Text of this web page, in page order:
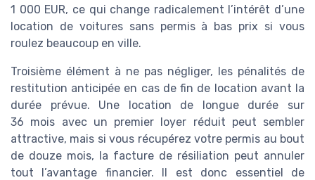
1 000 EUR, ce qui change radicalement l’intérêt d’une
location de voitures sans permis à bas prix si vous
roulez beaucoup en ville.
Troisième élément à ne pas négliger, les pénalités de
restitution anticipée en cas de fin de location avant la
durée prévue. Une location de longue durée sur
36 mois avec un premier loyer réduit peut sembler
attractive, mais si vous récupérez votre permis au bout
de douze mois, la facture de résiliation peut annuler
tout l’avantage financier. Il est donc essentiel de